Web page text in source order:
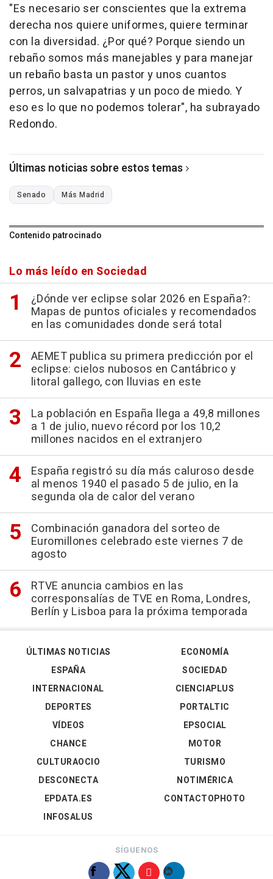
"Es necesario ser conscientes que la extrema
derecha nos quiere uniformes, quiere terminar
con la diversidad. ¿Por qué? Porque siendo un
rebaño somos más manejables y para manejar
un rebaño basta un pastor y unos cuantos
perros, un salvapatrias y un poco de miedo. Y
eso es lo que no podemos tolerar", ha subrayado
Redondo.
Últimas noticias sobre estos temas
Senado Más Madrid
Contenido patrocinado
Lo más leído en Sociedad
¿Dónde ver eclipse solar 2026 en España?:
Mapas de puntos oficiales y recomendados
en las comunidades donde será total
AEMET publica su primera predicción por el
eclipse: cielos nubosos en Cantábrico y
litoral gallego, con lluvias en este
La población en España llega a 49,8 millones
a 1 de julio, nuevo récord por los 10,2
millones nacidos en el extranjero
España registró su día más caluroso desde
al menos 1940 el pasado 5 de julio, en la
segunda ola de calor del verano
Combinación ganadora del sorteo de
Euromillones celebrado este viernes 7 de
agosto
RTVE anuncia cambios en las
corresponsalías de TVE en Roma, Londres,
Berlín y Lisboa para la próxima temporada
ÚLTIMAS NOTICIAS
ESPAÑA
INTERNACIONAL
DEPORTES
VÍDEOS
ECONOMÍA
SOCIEDAD
CIENCIAPLUS
PORTALTIC
EPSOCIAL
CHANCE
CULTURAOCIO
DESCONECTA
EPDATA.ES
INFOSALUS
MOTOR
TURISMO
NOTIMÉRICA
CONTACTOPHOTO
SÍGUENOS